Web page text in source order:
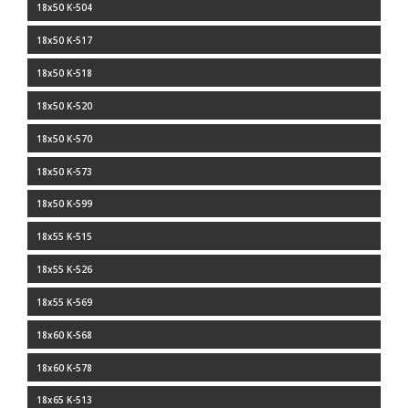
18x50 K-504
18x50 K-517
18x50 K-518
18x50 K-520
18x50 K-570
18x50 K-573
18x50 K-599
18x55 K-515
18x55 K-526
18x55 K-569
18x60 K-568
18x60 K-578
18x65 K-513